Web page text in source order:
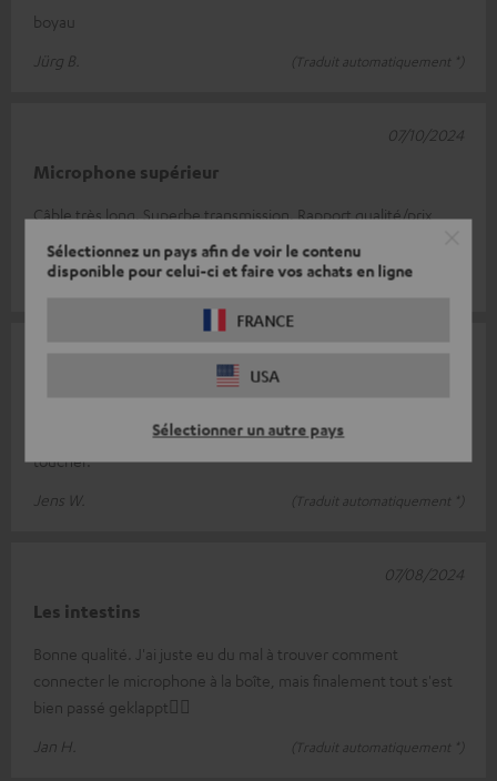
Sélectionnez un pays afin de voir le contenu
disponible pour celui-ci et faire vos achats en ligne
FRANCE
USA
Sélectionner un autre pays
boyau
Jürg B.
(Traduit automatiquement *)
Microphone supérieur
Câble très long. Superbe transmission. Rapport qualité/prix
parfait
Cornelia B.
(Traduit automatiquement *)
07/10/2024
Fait ce qu'il doit faire. Superbe qualité. Très bonne qualité au
toucher.
Jens W.
(Traduit automatiquement *)
Les intestins
Bonne qualité. J'ai juste eu du mal à trouver comment
connecter le microphone à la boîte, mais finalement tout s'est
bien passé geklappt👍🏻
Jan H.
(Traduit automatiquement *)
07/08/2024